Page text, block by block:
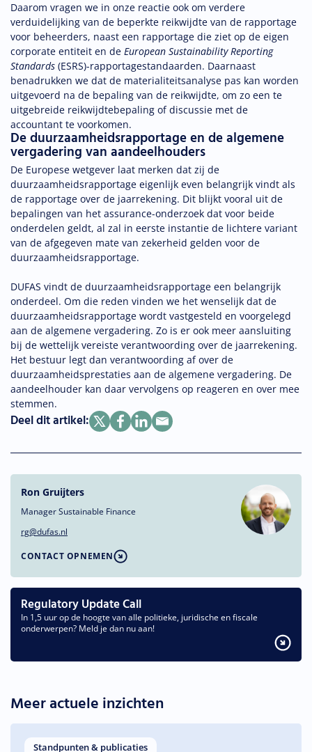
Daarom vragen we in onze reactie ook om verdere
verduidelijking van de beperkte reikwijdte van de rapportage
voor beheerders, naast een rapportage die ziet op de eigen
corporate entiteit en de European Sustainability Reporting
Standards (ESRS)-rapportagestandaarden. Daarnaast
benadrukken we dat de materialiteitsanalyse pas kan worden
uitgevoerd na de bepaling van de reikwijdte, om zo een te
uitgebreide reikwijdtebepaling of discussie met de
accountant te voorkomen.
De duurzaamheidsrapportage en de algemene
vergadering van aandeelhouders
De Europese wetgever laat merken dat zij de
duurzaamheidsrapportage eigenlijk even belangrijk vindt als
de rapportage over de jaarrekening. Dit blijkt vooral uit de
bepalingen van het assurance-onderzoek dat voor beide
onderdelen geldt, al zal in eerste instantie de lichtere variant
van de afgegeven mate van zekerheid gelden voor de
duurzaamheidsrapportage.
DUFAS vindt de duurzaamheidsrapportage een belangrijk
onderdeel. Om die reden vinden we het wenselijk dat de
duurzaamheidsrapportage wordt vastgesteld en voorgelegd
aan de algemene vergadering. Zo is er ook meer aansluiting
bij de wettelijk vereiste verantwoording over de jaarrekening.
Het bestuur legt dan verantwoording af over de
duurzaamheidsprestaties aan de algemene vergadering. De
aandeelhouder kan daar vervolgens op reageren en over mee
stemmen.
Deel dit artikel:
Ron Gruijters
Manager Sustainable Finance
rg@dufas.nl
CONTACT OPNEMEN
Regulatory Update Call
In 1,5 uur op de hoogte van alle politieke, juridische en fiscale
onderwerpen? Meld je dan nu aan!
Meer actuele inzichten
Standpunten & publicaties